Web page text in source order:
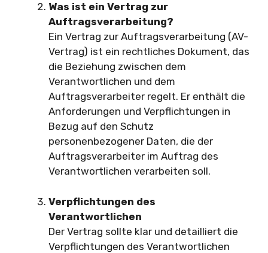
Was ist ein Vertrag zur
Auftragsverarbeitung?
Ein Vertrag zur Auftragsverarbeitung (AV-
Vertrag) ist ein rechtliches Dokument, das
die Beziehung zwischen dem
Verantwortlichen und dem
Auftragsverarbeiter regelt. Er enthält die
Anforderungen und Verpflichtungen in
Bezug auf den Schutz
personenbezogener Daten, die der
Auftragsverarbeiter im Auftrag des
Verantwortlichen verarbeiten soll.
Verpflichtungen des
Verantwortlichen
Der Vertrag sollte klar und detailliert die
Verpflichtungen des Verantwortlichen